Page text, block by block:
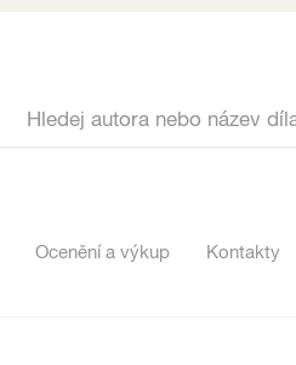
Ocenění a výkup Kontakty